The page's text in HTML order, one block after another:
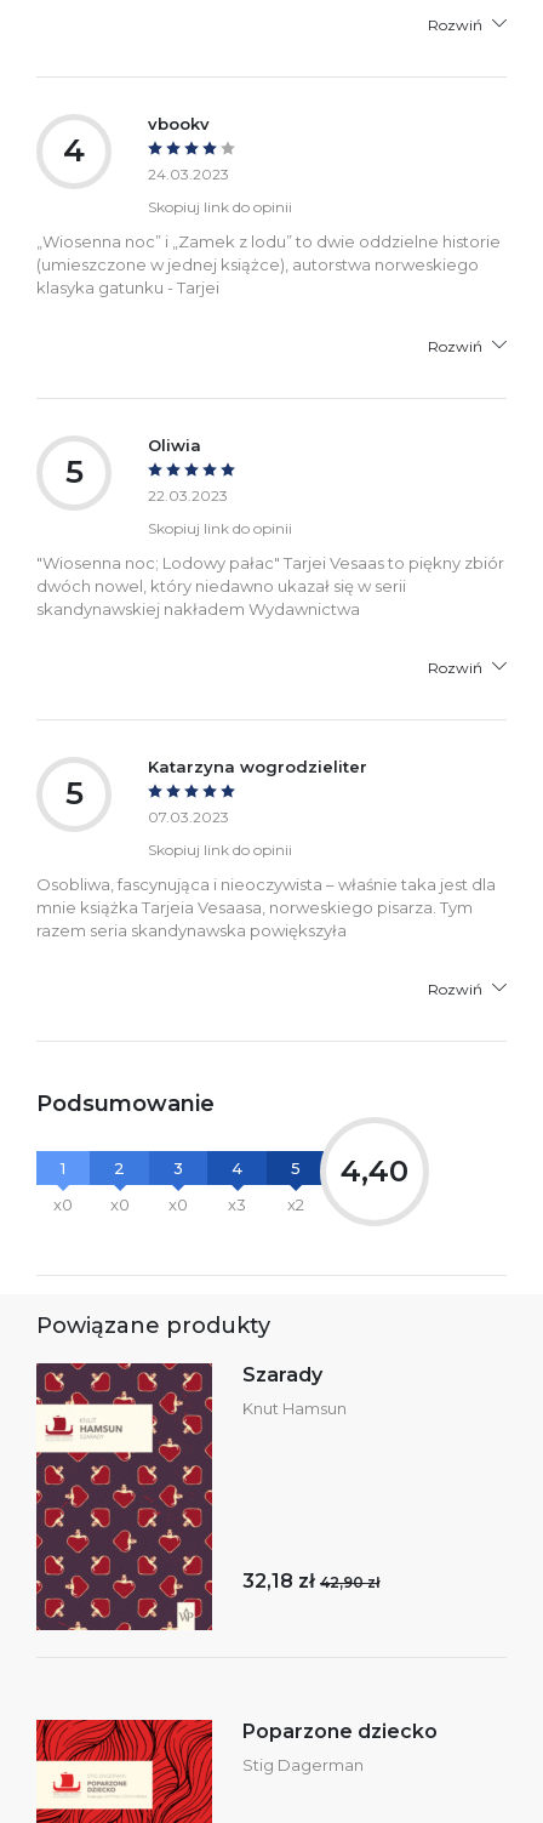
Rozwiń
4
vbookv
24.03.2023
Skopiuj link do opinii
„Wiosenna noc” i „Zamek z lodu” to dwie oddzielne historie
(umieszczone w jednej książce), autorstwa norweskiego
klasyka gatunku - Tarjei
Rozwiń
5
Oliwia
22.03.2023
Skopiuj link do opinii
"Wiosenna noc; Lodowy pałac" Tarjei Vesaas to piękny zbiór
dwóch nowel, który niedawno ukazał się w serii
skandynawskiej nakładem Wydawnictwa
Rozwiń
5
Katarzyna wogrodzieliter
07.03.2023
Skopiuj link do opinii
Osobliwa, fascynująca i nieoczywista – właśnie taka jest dla
mnie książka Tarjeia Vesaasa, norweskiego pisarza. Tym
razem seria skandynawska powiększyła
Rozwiń
Podsumowanie
1
x0
2
x0
3
x0
4
x3
5
x2
4,40
Powiązane produkty
Szarady
Knut Hamsun
32,18 zł 42,90 zł
Poparzone dziecko
Stig Dagerman